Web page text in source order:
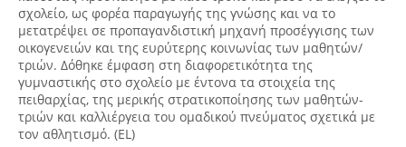
σχολείο, ως φορέα παραγωγής της γνώσης και να το
μετατρέψει σε προπαγανδιστική μηχανή προσέγγισης των
οικογενειών και της ευρύτερης κοινωνίας των μαθητών/
τριών. Δόθηκε έμφαση στη διαφορετικότητα της
γυμναστικής στο σχολείο με έντονα τα στοιχεία της
πειθαρχίας, της μερικής στρατικοποίησης των μαθητών-
τριών και καλλιέργεια του ομαδικού πνεύματος σχετικά με
τον αθλητισμό. (EL)